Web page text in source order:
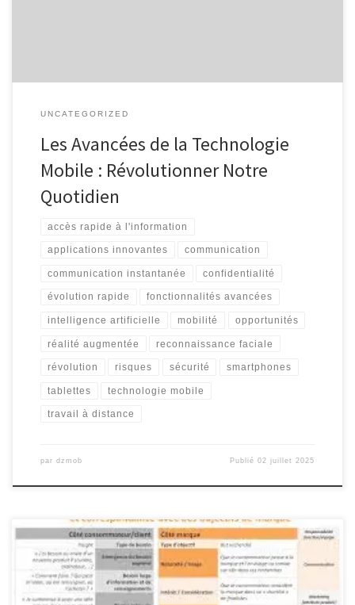
UNCATEGORIZED
Les Avancées de la Technologie
Mobile : Révolutionner Notre
Quotidien
accès rapide à l'information
applications innovantes communication
communication instantanée confidentialité
évolution rapide fonctionnalités avancées
intelligence artificielle mobilité opportunités
réalité augmentée reconnaissance faciale
révolution risques sécurité smartphones
tablettes technologie mobile
travail à distance
par dzmob Publié02 juillet 2025
Exemple de Stratégie Digitale en PDF Exemple de Stratégie
Digitale en PDF La stratégie digitale est devenue un élément